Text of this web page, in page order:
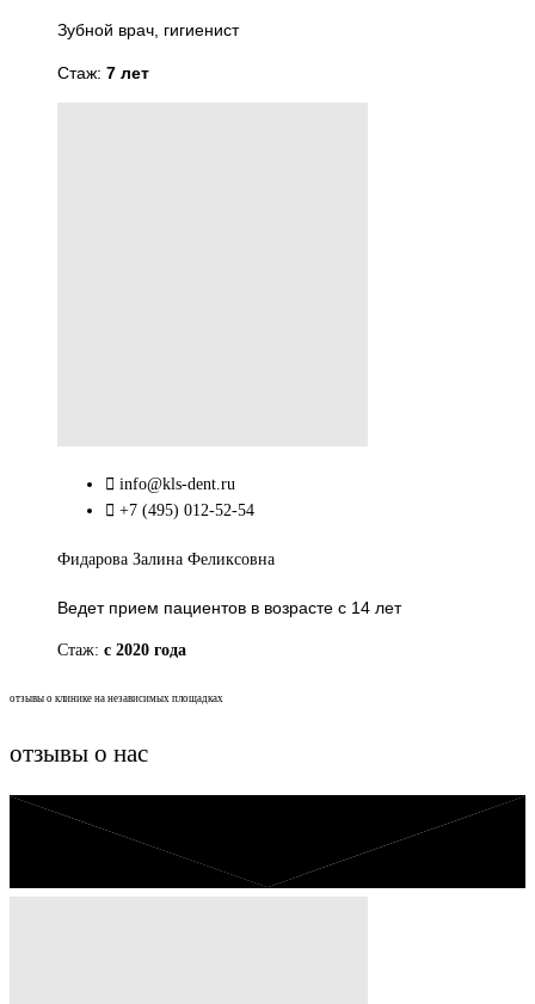
Зубной врач, гигиенист
Стаж: 7 лет
info@kls-dent.ru
+7 (495) 012-52-54
Фидарова Залина Феликсовна
Ведет прием пациентов в возрасте с 14 лет
Стаж: с 2020 года
отзывы о клинике на независимых площадках
отзывы о нас